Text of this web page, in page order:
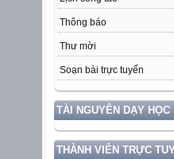
Thông báo
Thư mời
Soạn bài trực tuyến
TÀI NGUYÊN DẠY HỌC
THÀNH VIÊN TRỰC